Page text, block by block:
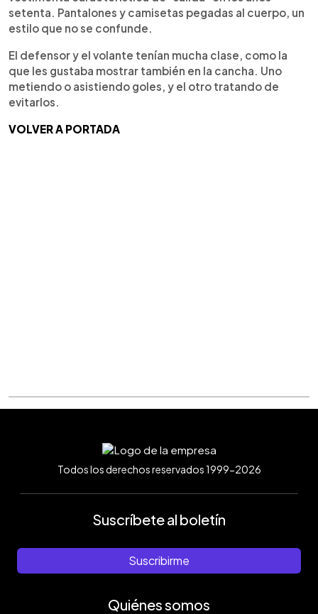
setenta. Pantalones y camisetas pegadas al cuerpo, un
estilo que no se confunde.
El defensor y el volante tenían mucha clase, como la
que les gustaba mostrar también en la cancha. Uno
metiendo o asistiendo goles, y el otro tratando de
evitarlos.
VOLVER A PORTADA
Todos los derechos reservados 1999-2026
Suscríbete al boletín
Suscribirme
Quiénes somos